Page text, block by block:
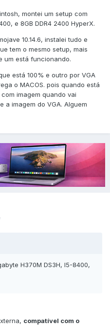
montei um setup com
e 8GB DDR4 2400 HyperX.
10.14.6, instalei tudo e
tem o mesmo setup, mais
um está funcionando.
está 100% e outro por VGA
o MACOS. pois quando está
imagem quando vai
a imagem do VGA. Alguem
H370M DS3H, I5-8400,
compatível com o